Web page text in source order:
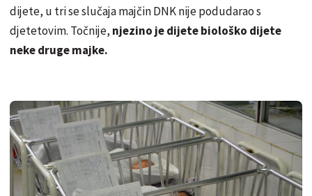
dijete, u tri se slučaja majčin DNK nije podudarao s
djetetovim. Točnije, njezino je dijete biološko dijete
neke druge majke.